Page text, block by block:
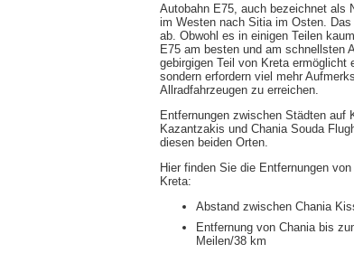
Autobahn E75, auch bezeichnet als
im Westen nach Sitia im Osten.
ab. Obwohl es in einigen Teilen
E75 am besten und am schnellsten
gebirgigen Teil von Kreta
sondern erfordern viel mehr
Allradfahrzeugen zu erreichen.
Entfernungen zwischen Städten auf
Kazantzakis und Chania Souda
diesen beiden Orten.
Hier finden Sie die Entfernungen
Kreta:
Abstand zwischen Chania
Entfernung von Chania bis
Meilen/38 km